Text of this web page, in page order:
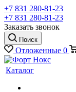
+7 831 280-81-23
+7 831 280-81-23
Заказать звонок
Поиск
Отложенные 0
Каталог